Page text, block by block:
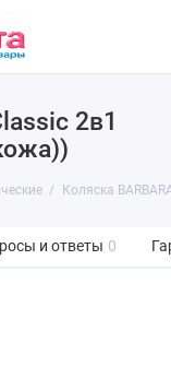
2в1
Коляска
и ответы 0